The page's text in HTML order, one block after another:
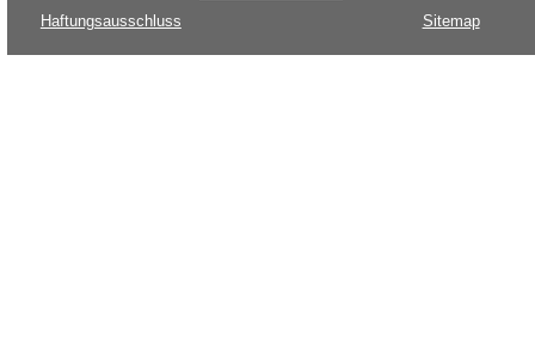
Haftungsausschluss Sitemap